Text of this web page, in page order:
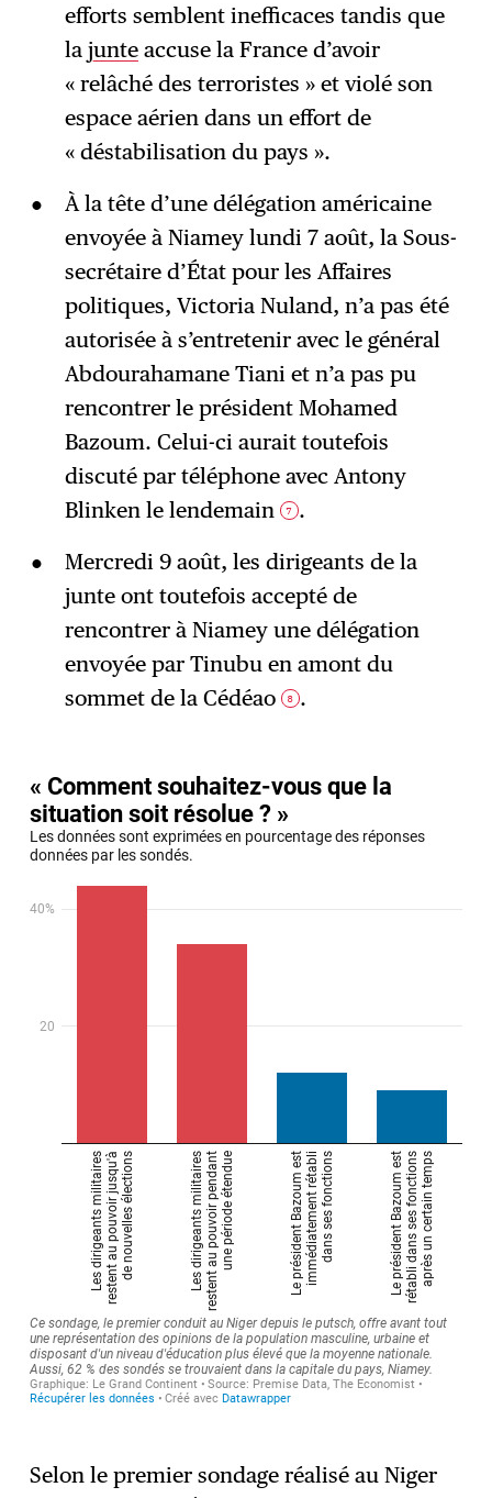
efforts semblent inefficaces tandis que
la junteaccuse la France d’avoir
« relâché des terroristes » et violé son
espace aérien dans un effort de
« déstabilisation du pays ».
À la tête d’une délégation américaine
envoyée à Niamey lundi 7 août, la Sous-
secrétaire d’État pour les Affaires
politiques, Victoria Nuland, n’a pas été
autorisée à s’entretenir avec le général
Abdourahamane Tiani et n’a pas pu
rencontrer le président Mohamed
Bazoum. Celui-ci aurait toutefois
discuté par téléphone avec Antony
Blinken le lendemain
7 .
Mercredi 9 août, les dirigeants de la
junte ont toutefois accepté de
rencontrer à Niamey une délégation
envoyée par Tinubu en amont du
sommet de la Cédéao
8 .
Selon le premier sondage réalisé au Niger